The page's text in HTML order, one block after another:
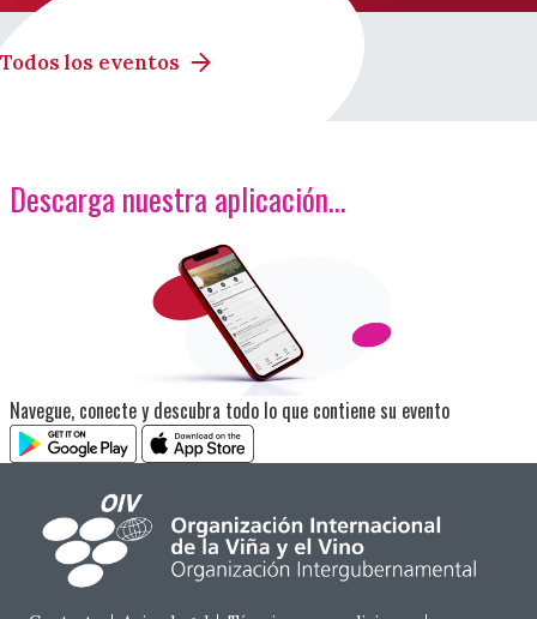
Todos los eventos
Descarga nuestra aplicación…
<p>Imagen</p>
Navegue, conecte y descubra todo lo que contiene su evento